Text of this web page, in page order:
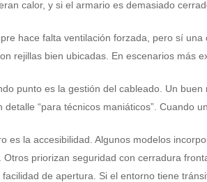
calor, y si el armario es demasiado
hace falta ventilación forzada, pero sí
rejillas bien ubicadas. En escenarios más
punto es la gestión del cableado. Un
detalle “para técnicos maniáticos”. Cuando
es la accesibilidad. Algunos modelos
Otros priorizan seguridad con cerradura
facilidad de apertura. Si el entorno tiene